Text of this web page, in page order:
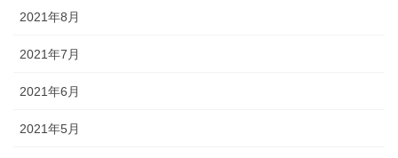
2021年8月
2021年7月
2021年6月
2021年5月